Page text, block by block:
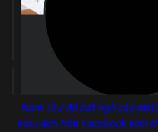
Nam Thư đã bất ngờ cập
màu đen trên Facebook kèm